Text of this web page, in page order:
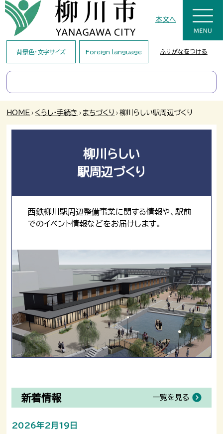
本文へ
背景色・文字サイズ Foreign language ふりがなをつける
HOME › くらし・手続き › まちづくり › 柳川らしい駅周辺づくり
柳川らしい
駅周辺づくり
西鉄柳川駅周辺整備事業に関する情報や、駅前
でのイベント情報などをお届けします。
新着情報 一覧を見る
2026年2月19日